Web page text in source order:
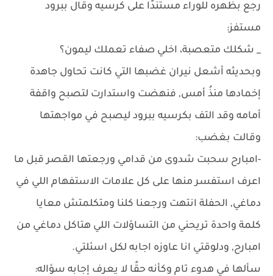
رجع بظهره للوراء مستندًا على كرسيه وقال ببرود
مستفز:
_ شكلك متعصبة، اخلي صفاء تعملك ليمون؟
وبحديثه أشعل نيران غضبها التي كانت تحاول جاهدة
إخمادها منذُ أمس, فنهضت واستدارت لتصبح واقفة
أمامه وقد التف بكرسيه ببرود ليصبح في مواجهتها
وقالت بغضب:
-امبارح سحبت شدوى من قدامي ورجعتها القصر قبل ما
اعرف استفسر منها على كل علامات الاستفهام اللي في
دماغي, الحفلة انتهت ورجعنا كلنا ومتكلمتش معايا
كلمة واحدة تريحني من التساؤلات اللي هتاكل دماغي من
امبارح, ودلوقتي انا عاوزه اجابه لكل اسئلتي.
سألها في هدوء تام وكأنه حقًا لا يعرف إجابه سؤاله: